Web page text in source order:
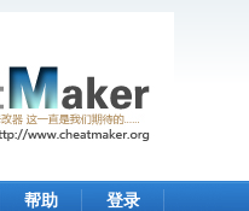
帮助 登录